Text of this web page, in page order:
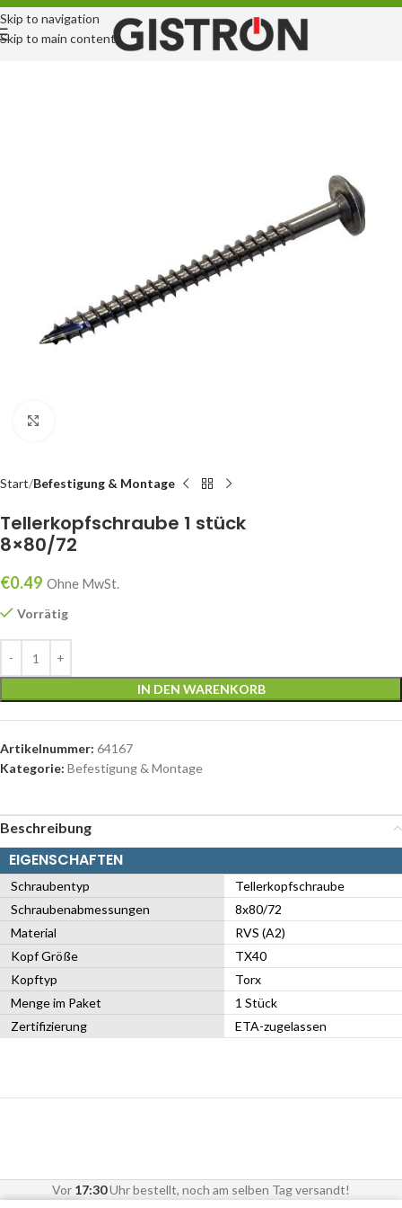
Skip to navigation
Skip to main content
Start Befestigung & Montage
Tellerkopfschraube 1 stück
8×80/72
€0.49 Ohne MwSt.
Vorrätig
IN DEN WARENKORB
Artikelnummer: 64167
Kategorie: Befestigung & Montage
Beschreibung
EIGENSCHAFTEN
Schraubentyp
Tellerkopfschraube
Schraubenabmessungen
8x80/72
Material
RVS (A2)
Kopf Größe
TX40
Kopftyp
Torx
Menge im Paket
1 Stück
Zertifizierung
ETA-zugelassen
Vor 17:30Uhr bestellt, noch am selben Tag versandt!